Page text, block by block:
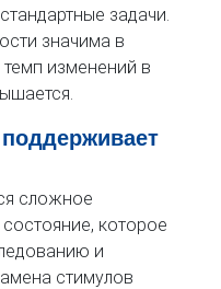
задачи.
значима в
изменений в
сложное
которое
и
стимулов